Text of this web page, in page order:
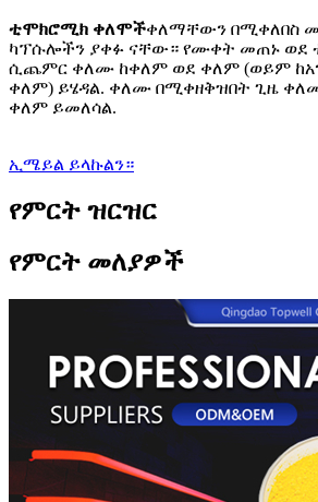
ቲሞክሮሚክ ቀለሞችቀለማቸውን በሚቀለበስ
ካፕሱሎችን ያቀፉ ናቸው። የሙቀት መጠኑ ወደ
ሲጨምር ቀለሙ ከቀለም ወደ ቀለም (ወይም
ቀለም) ይሄዳል. ቀለሙ በሚቀዘቅዝበት ጊዜ
ቀለም ይመለሳል.
ኢሜይል ይላኩልን።
የምርት ዝርዝር
የምርት መለያዎች